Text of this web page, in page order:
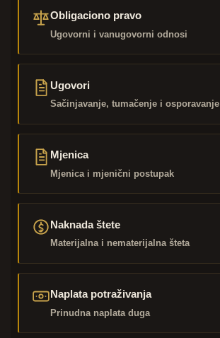
Obligaciono pravo
Ugovorni i vanugovorni odnosi
Ugovori
Sačinjavanje, tumačenje i osporavanje
Mjenica
Mjenica i mjenični postupak
Naknada štete
Materijalna i nematerijalna šteta
Naplata potraživanja
Prinudna naplata duga